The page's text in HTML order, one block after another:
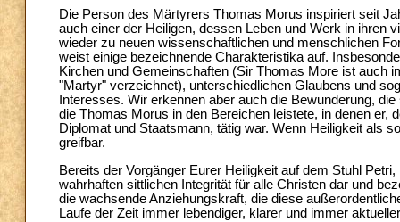
Die Person des Märtyrers Thomas Morus inspiriert seit
auch einer der Heiligen, dessen Leben und Werk in ihren
wieder zu neuen wissenschaftlichen und menschlichen
weist einige bezeichnende Charakteristika auf.
Kirchen und Gemeinschaften (Sir Thomas More ist auch
"Martyr" verzeichnet), unterschiedlichen Glaubens und
Interesses. Wir erkennen aber auch die Bewunderung,
die Thomas Morus in den Bereichen leistete, in denen er,
Diplomat und Staatsmann, tätig war. Wenn Heiligkeit als
greifbar.
Bereits der Vorgänger Eurer Heiligkeit auf dem Stuhl
wahrhaften sittlichen Integrität für alle Christen dar und
die wachsende Anziehungskraft, die diese
Laufe der Zeit immer lebendiger, klarer und immer